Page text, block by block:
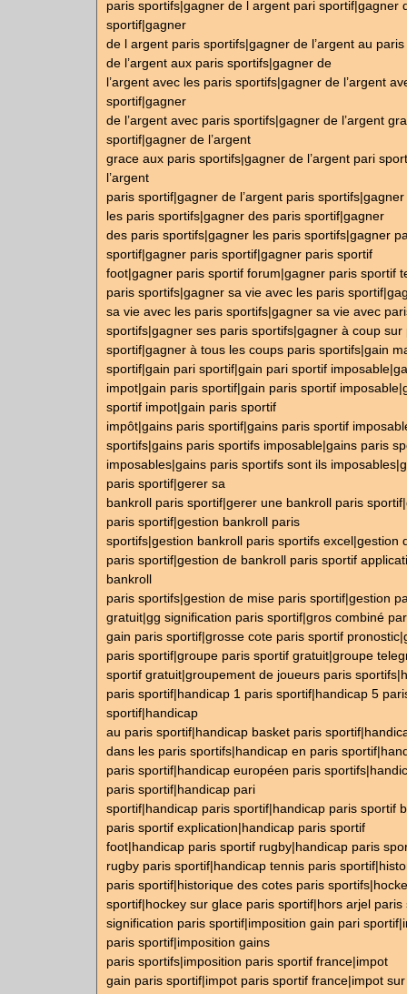
paris sportifs|gagner de l argent pari sportif|gagner
sportif|gagner
de l argent paris sportifs|gagner de l’argent au
de l’argent aux paris sportifs|gagner de
l’argent avec les paris sportifs|gagner de l’argent
sportif|gagner
de l’argent avec paris sportifs|gagner de l’argent
sportif|gagner de l’argent
grace aux paris sportifs|gagner de l’argent pari
l’argent
paris sportif|gagner de l’argent paris sportifs|gagner
les paris sportifs|gagner des paris sportif|gagner
des paris sportifs|gagner les paris sportifs|gagner
sportif|gagner paris sportif|gagner paris sportif
foot|gagner paris sportif forum|gagner paris sportif
paris sportifs|gagner sa vie avec les paris
sa vie avec les paris sportifs|gagner sa vie avec
sportifs|gagner ses paris sportifs|gagner à coup sur
sportif|gagner à tous les coups paris sportifs|gain
sportif|gain pari sportif|gain pari sportif
impot|gain paris sportif|gain paris sportif
sportif impot|gain paris sportif
impôt|gains paris sportif|gains paris sportif
sportifs|gains paris sportifs imposable|gains paris
imposables|gains paris sportifs sont ils
paris sportif|gerer sa
bankroll paris sportif|gerer une bankroll paris
paris sportif|gestion bankroll paris
sportifs|gestion bankroll paris sportifs excel|gestion
paris sportif|gestion de bankroll paris sportif
bankroll
paris sportifs|gestion de mise paris sportif|gestion
gratuit|gg signification paris sportif|gros combiné
gain paris sportif|grosse cote paris sportif
paris sportif|groupe paris sportif gratuit|groupe
sportif gratuit|groupement de joueurs paris
paris sportif|handicap 1 paris sportif|handicap 5
sportif|handicap
au paris sportif|handicap basket paris
dans les paris sportifs|handicap en paris
paris sportif|handicap européen paris
paris sportif|handicap pari
sportif|handicap paris sportif|handicap paris sportif
paris sportif explication|handicap paris sportif
foot|handicap paris sportif rugby|handicap paris
rugby paris sportif|handicap tennis paris
paris sportif|historique des cotes paris
sportif|hockey sur glace paris sportif|hors arjel paris
signification paris sportif|imposition gain pari
paris sportif|imposition gains
paris sportifs|imposition paris sportif france|impot
gain paris sportif|impot paris sportif france|impot